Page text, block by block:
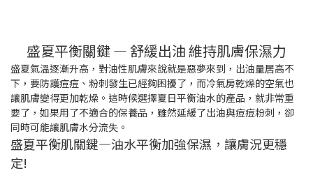
盛夏平衡關鍵 — 舒緩出油 維持肌膚保濕力
盛夏氣溫逐漸升高，對油性肌膚來說就是惡夢來到，出油量居高不
下，要防護痘痘、粉刺發生已經夠困擾了，而冷氣房乾燥的空氣也
讓肌膚變得更加乾燥。 這時候選擇夏日平衡油水的產品，就非常重
要了，如果用了不適合的保養品，雖然延緩了出油與痘痘粉刺，卻
同時可能讓肌膚水分流失。
盛夏平衡肌關鍵—油水平衡加強保濕，讓膚況更穩
定!